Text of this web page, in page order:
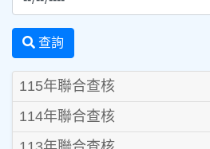
查詢
115年聯合查核
114年聯合查核